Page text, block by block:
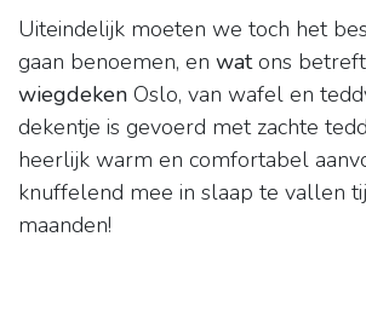
Uiteindelijk moeten we toch het
gaan benoemen, en watons betreft
wiegdeken Oslo, van wafel en
dekentje is gevoerd met zachte
heerlijk warm en comfortabel
knuffelend mee in slaap te vallen
maanden!